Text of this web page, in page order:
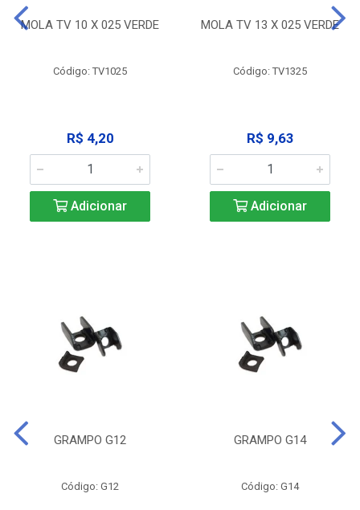
MOLA TV 10 X 025 VERDE
Código: TV1025
R$ 4,20
Adicionar
MOLA TV 13 X 025 VERDE
Código: TV1325
R$ 9,63
Adicionar
GRAMPO G12
Código: G12
GRAMPO G14
Código: G14